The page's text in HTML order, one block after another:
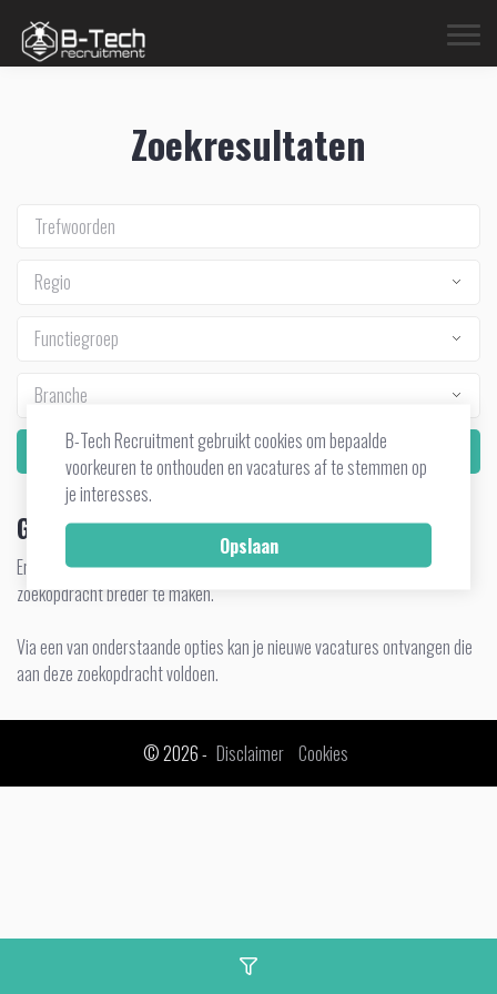
Zoekresultaten
Regio
Functiegroep
Branche
Zoek
Geen vacatures gevonden
Er zijn geen vacatures gevonden. Verwijder zoekcriteria om de
zoekopdracht breder te maken.
Via een van onderstaande opties kan je nieuwe vacatures ontvangen die
aan deze zoekopdracht voldoen.
© 2026 - Disclaimer Cookies
B-Tech Recruitment gebruikt cookies om bepaalde
voorkeuren te onthouden en vacatures af te stemmen op
je interesses.